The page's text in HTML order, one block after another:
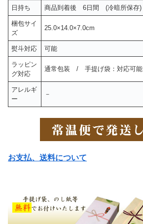
日持ち 商品到着後 6日間 (冷暗所保存)
梱包サイ
ズ
25.0×14.0×7.0cm
熨斗対応 可能
ラッピン
グ対応
通常包装 / 手提げ袋：対応可能
アレルギ
ー
－
お支払、送料について